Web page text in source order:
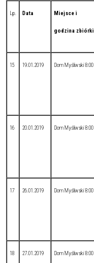
Lp. Data Miejsce i
godzina zbiórki
15 19.01.2019 Dom Myśliwski 8:00
16 20.01.2019 Dom Myśliwski 8:00
17 26.01.2019 Dom Myśliwski 8:00
18 27.01.2019 Dom Myśliwski 8:00